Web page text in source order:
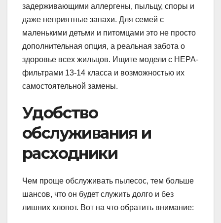
задерживающими аллергены, пыльцу, споры и
даже неприятные запахи. Для семей с
маленькими детьми и питомцами это не просто
дополнительная опция, а реальная забота о
здоровье всех жильцов. Ищите модели с HEPA-
фильтрами 13-14 класса и возможностью их
самостоятельной замены.
Удобство
обслуживания и
расходники
Чем проще обслуживать пылесос, тем больше
шансов, что он будет служить долго и без
лишних хлопот. Вот на что обратить внимание: